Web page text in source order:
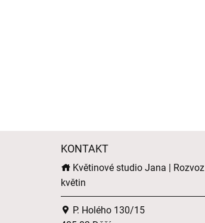
KONTAKT
Květinové studio Jana | Rozvoz
květin
P. Holého 130/15